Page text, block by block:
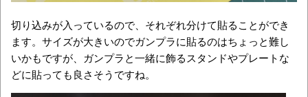
切り込みが入っているので、それぞれ分けて貼ることができ
ます。サイズが大きいのでガンプラに貼るのはちょっと難し
いかもですが、ガンプラと一緒に飾るスタンドやプレートな
どに貼っても良さそうですね。